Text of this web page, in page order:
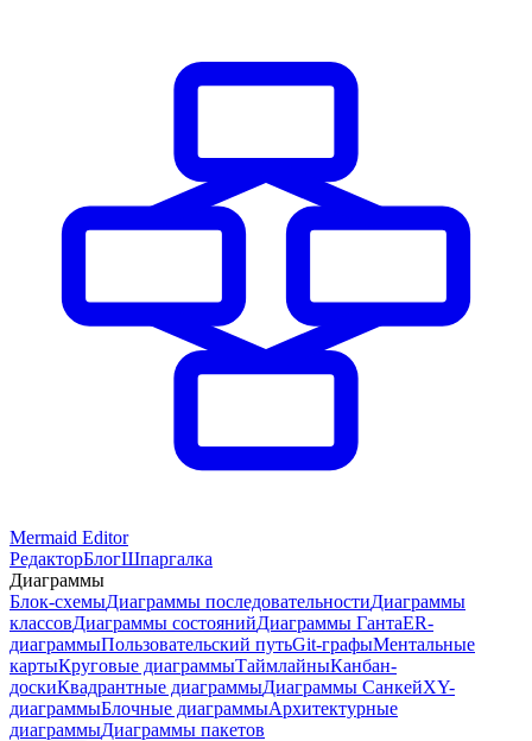
Mermaid Editor
РедакторБлогШпаргалка
Диаграммы
Блок-схемыДиаграммы последовательностиДиаграммы
классовДиаграммы состоянийДиаграммы ГантаER-
диаграммыПользовательский путьGit-графыМентальные
картыКруговые диаграммыТаймлайныКанбан-
доскиКвадрантные диаграммыДиаграммы СанкейXY-
диаграммыБлочные диаграммыАрхитектурные
диаграммыДиаграммы пакетов